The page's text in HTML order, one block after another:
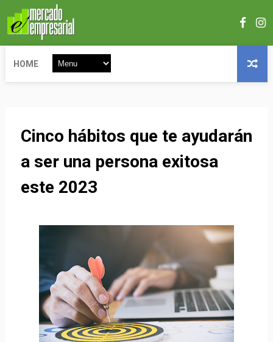
HOME
Cinco hábitos que te ayudarán
a ser una persona exitosa
este 2023